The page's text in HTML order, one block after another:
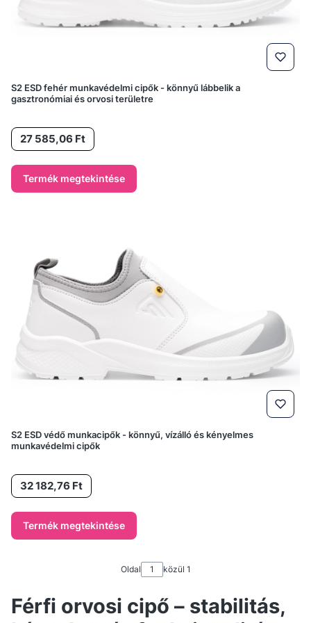
S2 ESD fehér munkavédelmi cipők - könnyű lábbelik a
gasztronómiai és orvosi területre
Ár27 585,06 Ft
Termék megtekintése
S2 ESD védő munkacipők - könnyű, vízálló és kényelmes
munkavédelmi cipők
Ár32 182,76 Ft
Termék megtekintése
Oldal közül 1
Férfi orvosi cipő – stabilitás,